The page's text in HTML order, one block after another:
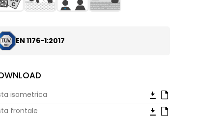
EN 1176-1:2017
isometrica
frontale